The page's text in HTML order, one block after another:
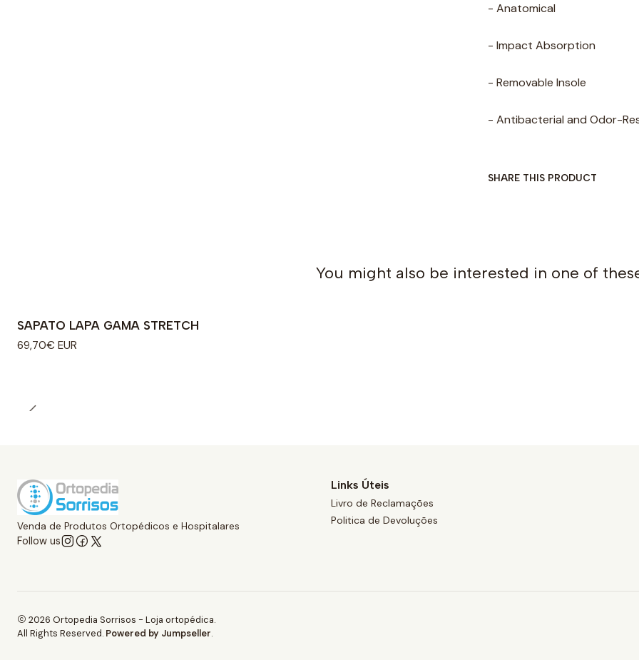
- Anatomical
- Impact Absorption
- Removable Insole
- Antibacterial and Odor-
SHARE THIS PRODUCT
You might also be interested in one of
SAPATO LAPA GAMA STRETCH
69,70€ EUR
Venda de Produtos Ortopédicos e Hospitalares
Follow us
Links Úteis
Livro de Reclamações
Politica de Devoluções
2026 Ortopedia Sorrisos - Loja ortopédica.
All Rights Reserved. Powered by Jumpseller.